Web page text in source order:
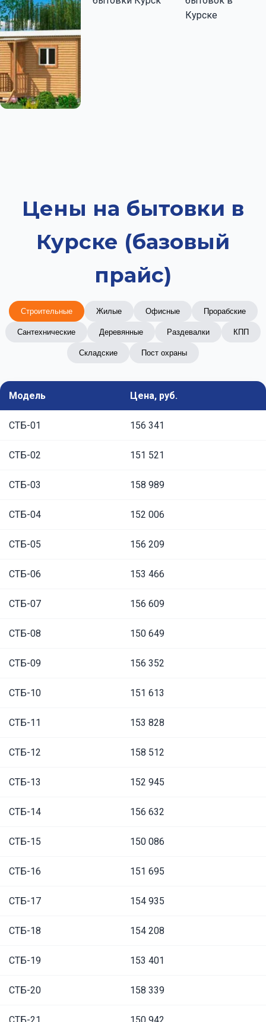
Цены на бытовки в
Курске (базовый
прайс)
Строительные Жилые Офисные Прорабские
Сантехнические Деревянные Раздевалки КПП
Складские Пост охраны
Модель Цена, руб.
СТБ-01 156 341
СТБ-02 151 521
СТБ-03 158 989
СТБ-04 152 006
СТБ-05 156 209
СТБ-06 153 466
СТБ-07 156 609
СТБ-08 150 649
СТБ-09 156 352
СТБ-10 151 613
СТБ-11 153 828
СТБ-12 158 512
СТБ-13 152 945
СТБ-14 156 632
СТБ-15 150 086
СТБ-16 151 695
СТБ-17 154 935
СТБ-18 154 208
СТБ-19 153 401
СТБ-20 158 339